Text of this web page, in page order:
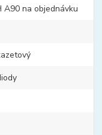
A90 na objednávku